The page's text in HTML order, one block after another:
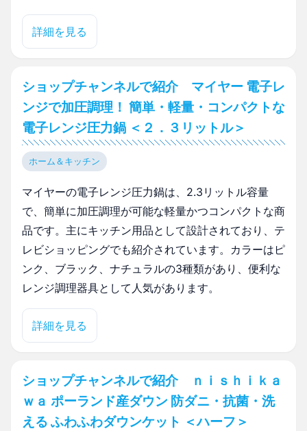
詳細を見る
ショップチャンネルで紹介 マイヤー 電子レ
ンジで加圧調理！ 簡単・軽量・コンパクトな
電子レンジ圧力鍋 ＜２．３リットル＞
ホーム＆キッチン
マイヤーの電子レンジ圧力鍋は、2.3リットル容量
で、簡単に加圧調理が可能な軽量かつコンパクトな商
品です。主にキッチン用品として設計されており、テ
レビショッピングでも紹介されています。カラーはピ
ンク、ブラック、ナチュラルの3種類があり、便利な
レンジ調理器具として人気があります。
詳細を見る
ショップチャンネルで紹介 ｎｉｓｈｉｋａ
ｗａ ポーランド産ダウン 防ダニ・抗菌・洗
える ふわふわダウンケット ＜ハーフ＞